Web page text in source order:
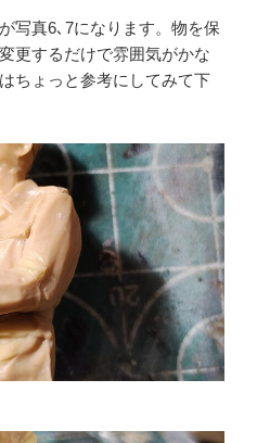
写真6､7になります。物を保
更するだけで雰囲気がかな
ちょっと参考にしてみて下